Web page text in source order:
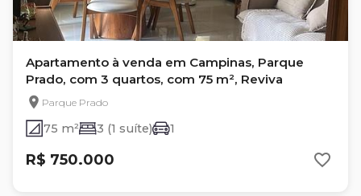
Apartamento à venda em Campinas, Parque
Prado, com 3 quartos, com 75 m², Reviva
Parque Prado
75 m² 3 (1 suíte) 1
R$ 750.000